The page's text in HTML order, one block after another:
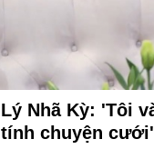
Lý Nhã Kỳ: 'Tôi
tính chuyện cưới'